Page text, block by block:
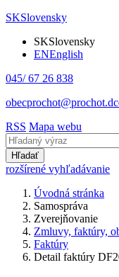
SKSlovensky
SKSlovensky
ENEnglish
045/ 67 26 838
RSS Mapa webu
Hľadať
rozšírené vyhľadávanie
Úvodná stránka
Samospráva
Zverejňovanie
Zmluvy, faktúry,
Faktúry
Detail faktúry